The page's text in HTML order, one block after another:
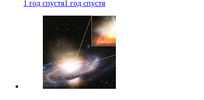
1 год спустя1 год спустя